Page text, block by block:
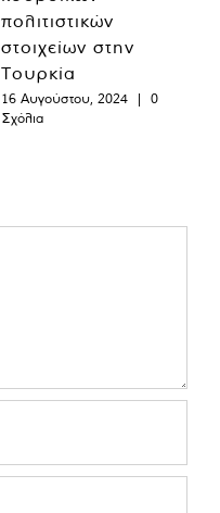
πολιτιστικών
στοιχείων στην
Τουρκία
16 Αυγούστου, 2024 |
0
Σχόλια